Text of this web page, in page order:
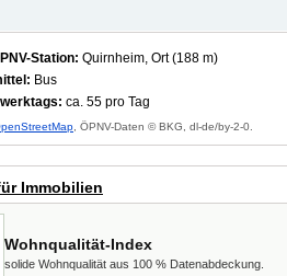
Station: Quirnheim, Ort (188 m)
Bus
ca. 55 pro Tag
, ÖPNV-Daten © BKG, dl-de/by-2-0.
Immobilien
Wohnqualität-Index
solide Wohnqualität aus 100 % Datenabdeckung.